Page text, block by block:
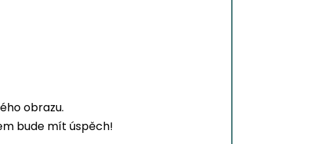
obrazu.
bude mít úspěch!